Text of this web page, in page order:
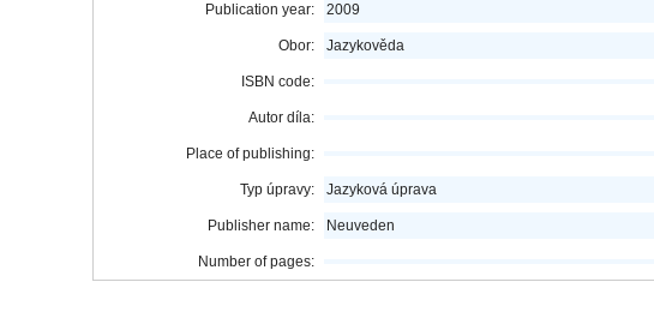
Publication year: 2009
Obor: Jazykověda
ISBN code:
Autor díla:
Place of publishing:
Typ úpravy: Jazyková úprava
Publisher name: Neuveden
Number of pages: